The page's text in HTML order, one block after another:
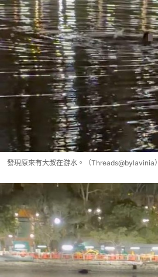
發現原來有大叔在游水。（Threads@bylavinia）